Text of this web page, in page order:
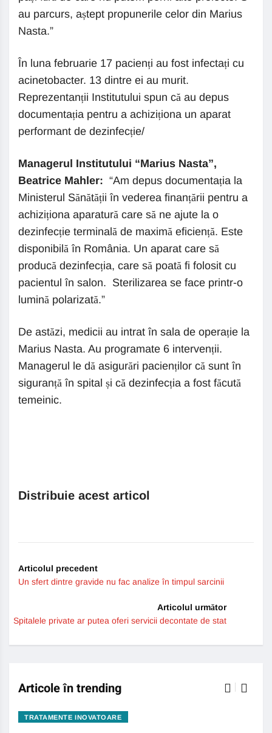
au parcurs, aștept propunerile celor din Marius
Nasta.”
În luna februarie 17 pacienți au fost infectați cu
acinetobacter. 13 dintre ei au murit.
Reprezentanții Institutului spun că au depus
documentația pentru a achiziționa un aparat
performant de dezinfecție/
Managerul Institutului “Marius Nasta”,
Beatrice Mahler: “Am depus documentația la
Ministerul Sănătății în vederea finanțării pentru a
achiziționa aparatură care să ne ajute la o
dezinfecție terminală de maximă eficiență. Este
disponibilă în România. Un aparat care să
producă dezinfecția, care să poată fi folosit cu
pacientul în salon. Sterilizarea se face printr-o
lumină polarizată.”
De astăzi, medicii au intrat în sala de operație la
Marius Nasta. Au programate 6 intervenții.
Managerul le dă asigurări pacienților că sunt în
siguranță în spital și că dezinfecția a fost făcută
temeinic.
Distribuie acest articol
Articolul precedent
Un sfert dintre gravide nu fac analize în timpul sarcinii
Articolul următor
Spitalele private ar putea oferi servicii decontate de stat
Articole în trending
TRATAMENTE INOVATOARE